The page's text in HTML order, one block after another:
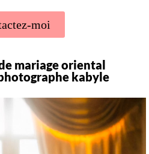
moi
mariage oriental
kabyle